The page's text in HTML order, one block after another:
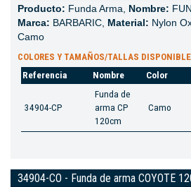
Producto: Funda Arma, Nombre:
Marca: BARBARIC, Material: Nylon
Camo
COLORES Y TAMAÑOS/TALLAS
Referencia
Nombre Color
34904-CP
Funda de
arma CP
120cm
Camo
34904-CO - Funda de arma COYOTE